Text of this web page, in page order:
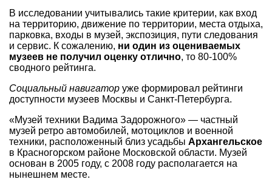
В исследовании учитывались такие критерии, как вход
на территорию, движение по территории, места отдыха,
парковка, входы в музей, экспозиция, пути следования
и сервис. К сожалению, ни один из оцениваемых
музеев не получил оценку отлично, то 80-100%
сводного рейтинга.
Социальный навигатор уже формировал рейтинги
доступности музеев Москвы и Санкт-Петербурга.
«Музей техники Вадима Задорожного» — частный
музей ретро автомобилей, мотоциклов и военной
техники, расположенный близ усадьбы Архангельское
в Красногорском районе Московской области. Музей
основан в 2005 году, с 2008 году располагается на
нынешнем месте.